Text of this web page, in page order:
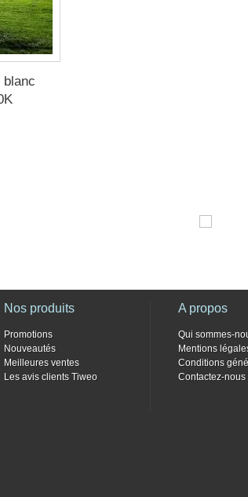
blanc
Nos produits
Promotions
Nouveautés
Meilleures ventes
Les avis clients Tiweo
A propos
Qui sommes-
Mentions
Conditions
Contactez-nous